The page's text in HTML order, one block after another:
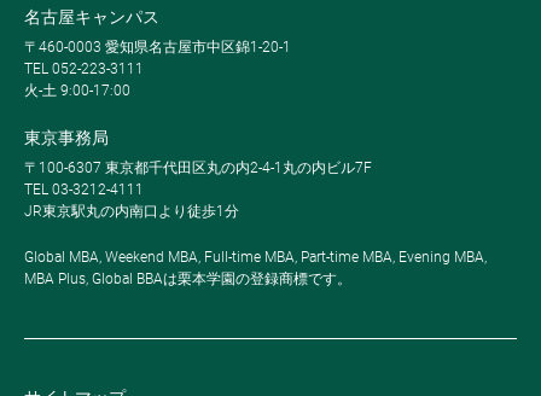
名古屋キャンパス
〒460-0003 愛知県名古屋市中区錦1-20-1
TEL 052-223-3111
火-土 9:00-17:00
東京事務局
〒100-6307 東京都千代田区丸の内2-4-1丸の内ビル7F
TEL 03-3212-4111
JR東京駅丸の内南口より徒歩1分
Global MBA, Weekend MBA, Full-time MBA, Part-time MBA, Evening MBA,
MBA Plus, Global BBAは栗本学園の登録商標です。